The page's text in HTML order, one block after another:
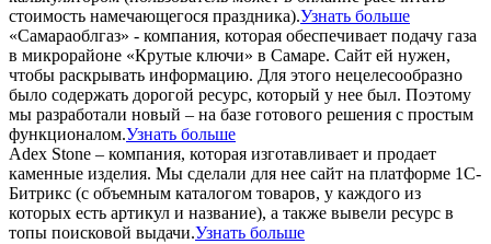
стоимость намечающегося праздника).Узнать больше
«Самараоблгаз» - компания, которая обеспечивает подачу газа
в микрорайоне «Крутые ключи» в Самаре. Сайт ей нужен,
чтобы раскрывать информацию. Для этого нецелесообразно
было содержать дорогой ресурс, который у нее был. Поэтому
мы разработали новый – на базе готового решения с простым
функционалом.Узнать больше
Adex Stone – компания, которая изготавливает и продает
каменные изделия. Мы сделали для нее сайт на платформе 1С-
Битрикс (с объемным каталогом товаров, у каждого из
которых есть артикул и название), а также вывели ресурс в
топы поисковой выдачи.Узнать больше